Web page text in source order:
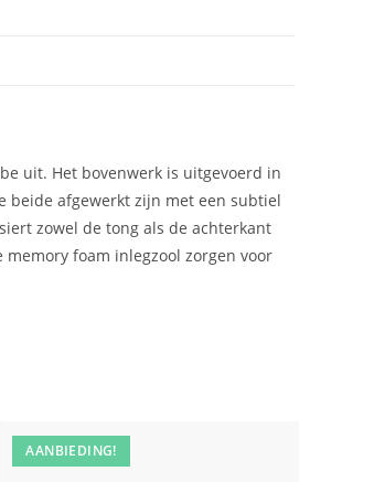
uit. Het bovenwerk is uitgevoerd in
beide afgewerkt zijn met een subtiel
zowel de tong als de achterkant
foam inlegzool zorgen voor
AANBIEDING!